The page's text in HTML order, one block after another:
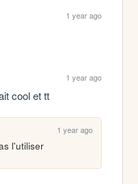
1 year ago
1 year ago
cool et tt
1 year ago
l'utiliser